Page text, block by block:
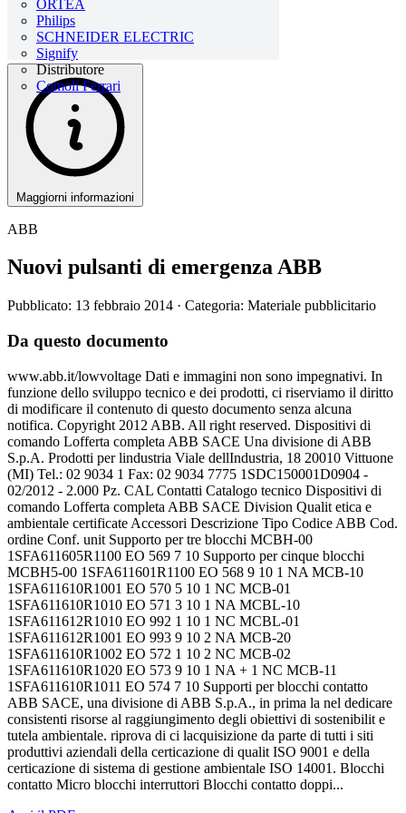
ORTEA
Philips
SCHNEIDER ELECTRIC
Signify
Distributore
Comoli Ferrari
Maggiorni informazioni
ABB
Nuovi pulsanti di emergenza ABB
Pubblicato: 13 febbraio 2014 · Categoria: Materiale pubblicitario
Da questo documento
www.abb.it/lowvoltage Dati e immagini non sono impegnativi. In
funzione dello sviluppo tecnico e dei prodotti, ci riserviamo il diritto
di modificare il contenuto di questo documento senza alcuna
notifica. Copyright 2012 ABB. All right reserved. Dispositivi di
comando Lofferta completa ABB SACE Una divisione di ABB
S.p.A. Prodotti per lindustria Viale dellIndustria, 18 20010 Vittuone
(MI) Tel.: 02 9034 1 Fax: 02 9034 7775 1SDC150001D0904 -
02/2012 - 2.000 Pz. CAL Contatti Catalogo tecnico Dispositivi di
comando Lofferta completa ABB SACE Division Qualit etica e
ambientale certificate Accessori Descrizione Tipo Codice ABB Cod.
ordine Conf. unit Supporto per tre blocchi MCBH-00
1SFA611605R1100 EO 569 7 10 Supporto per cinque blocchi
MCBH5-00 1SFA611601R1100 EO 568 9 10 1 NA MCB-10
1SFA611610R1001 EO 570 5 10 1 NC MCB-01
1SFA611610R1010 EO 571 3 10 1 NA MCBL-10
1SFA611612R1010 EO 992 1 10 1 NC MCBL-01
1SFA611612R1001 EO 993 9 10 2 NA MCB-20
1SFA611610R1002 EO 572 1 10 2 NC MCB-02
1SFA611610R1020 EO 573 9 10 1 NA + 1 NC MCB-11
1SFA611610R1011 EO 574 7 10 Supporti per blocchi contatto
ABB SACE, una divisione di ABB S.p.A., in prima la nel dedicare
consistenti risorse al raggiungimento degli obiettivi di sostenibilit e
tutela ambientale. riprova di ci lacquisizione da parte di tutti i siti
produttivi aziendali della certicazione di qualit ISO 9001 e della
certicazione di sistema di gestione ambientale ISO 14001. Blocchi
contatto Micro blocchi interruttori Blocchi contatto doppi...